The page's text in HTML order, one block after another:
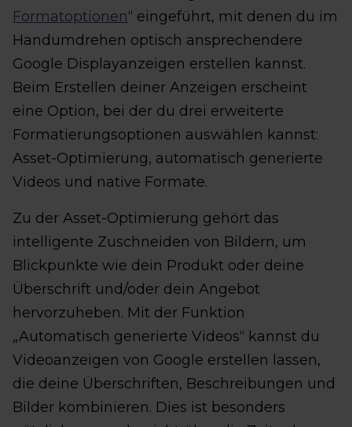
Formatoptionen“ eingeführt, mit denen du im
Handumdrehen optisch ansprechendere
Google Displayanzeigen erstellen kannst.
Beim Erstellen deiner Anzeigen erscheint
eine Option, bei der du drei erweiterte
Formatierungsoptionen auswählen kannst:
Asset-Optimierung, automatisch generierte
Videos und native Formate.
Zu der Asset-Optimierung gehört das
intelligente Zuschneiden von Bildern, um
Blickpunkte wie dein Produkt oder deine
Überschrift und/oder dein Angebot
hervorzuheben. Mit der Funktion
„Automatisch generierte Videos“ kannst du
Videoanzeigen von Google erstellen lassen,
die deine Überschriften, Beschreibungen und
Bilder kombinieren. Dies ist besonders